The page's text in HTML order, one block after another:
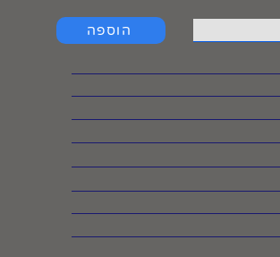
הוספה